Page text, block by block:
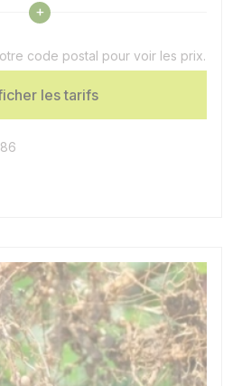
Sur la semence
Un sachet par hectare
Voir les caractéristiques
+
code postal pour voir les prix.
les tarifs